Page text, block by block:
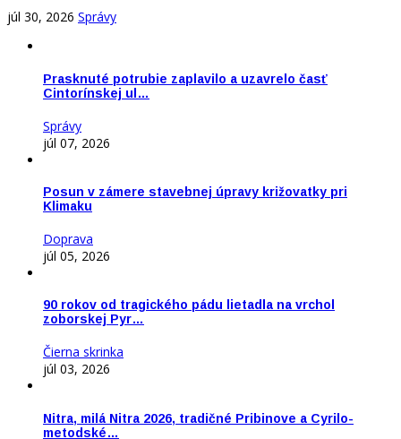
júl 30, 2026 Správy
Prasknuté potrubie zaplavilo a uzavrelo časť
Cintorínskej ul…
Správy
júl 07, 2026
Posun v zámere stavebnej úpravy križovatky pri
Klimaku
Doprava
júl 05, 2026
90 rokov od tragického pádu lietadla na vrchol
zoborskej Pyr…
Čierna skrinka
júl 03, 2026
Nitra, milá Nitra 2026, tradičné Pribinove a Cyrilo-
metodské…